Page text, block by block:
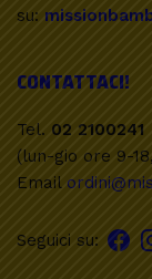
su:
CONTATTACI!
Tel. 02 2100241
(lun-gio ore 9-
Email
Seguici su: